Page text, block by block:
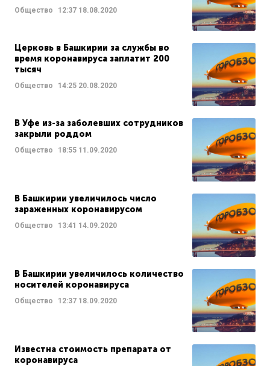
Общество 12:37 18.08.2020
Церковь в Башкирии за службы во
время коронавируса заплатит 200
тысяч
Общество 14:25 20.08.2020
В Уфе из-за заболевших сотрудников
закрыли роддом
Общество 18:55 11.09.2020
В Башкирии увеличилось число
зараженных коронавирусом
Общество 13:41 14.09.2020
В Башкирии увеличилось количество
носителей коронавируса
Общество 12:37 18.09.2020
Известна стоимость препарата от
коронавируса